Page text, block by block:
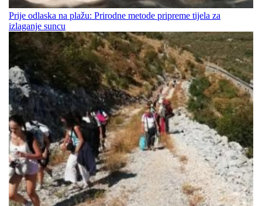
Prije odlaska na plažu: Prirodne metode pripreme tijela za
izlaganje suncu